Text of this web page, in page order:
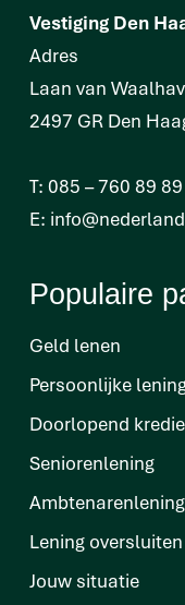
Vestiging Den
Adres
Laan van
2497 GR Den
T: 085 – 760 89 89
E:
Populaire
Geld lenen
Persoonlijke
Doorlopend
Seniorenlening
Ambtenarenlening
Lening oversluiten
Jouw situatie